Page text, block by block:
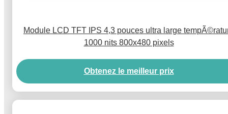
Module LCD TFT IPS 4,3 pouces ultra large
1000 nits 800x480 pixels
Obtenez le meilleur prix